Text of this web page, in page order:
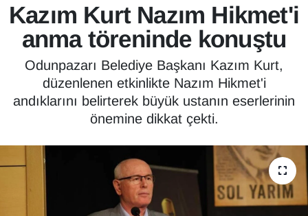
Kazım Kurt Nazım Hikmet'i
anma töreninde konuştu
Odunpazarı Belediye Başkanı Kazım Kurt,
düzenlenen etkinlikte Nazım Hikmet'i
andıklarını belirterek büyük ustanın eserlerinin
önemine dikkat çekti.
Son Dakika Haberleri
Haber Arşivi